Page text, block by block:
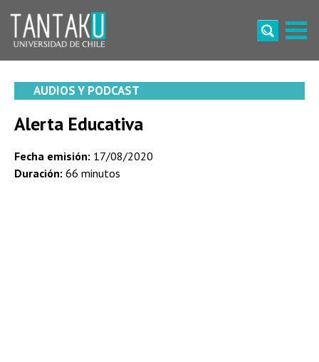
content
AUDIOS Y PODCAST
Alerta Educativa
Fecha emisión: 17/08/2020
Duración: 66 minutos